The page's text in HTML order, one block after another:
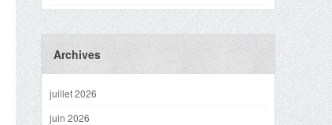
Archives
juillet 2026
juin 2026